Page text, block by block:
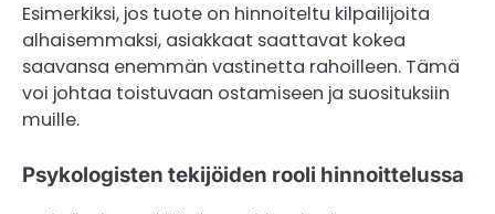
Esimerkiksi, jos tuote on hinnoiteltu kilpailijoita
alhaisemmaksi, asiakkaat saattavat kokea
saavansa enemmän vastinetta rahoilleen. Tämä
voi johtaa toistuvaan ostamiseen ja suosituksiin
muille.
Psykologisten tekijöiden rooli hinnoittelussa